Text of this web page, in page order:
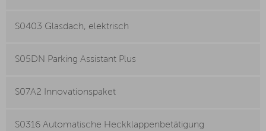
S0403 Glasdach, elektrisch
S05DN Parking Assistant Plus
S07A2 Innovationspaket
S0316 Automatische Heckklappenbetätigung